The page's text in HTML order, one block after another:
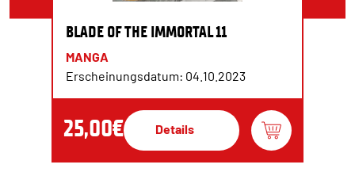
BLADE OF THE IMMORTAL 11
MANGA
Erscheinungsdatum: 04.10.2023
25,00€ Details